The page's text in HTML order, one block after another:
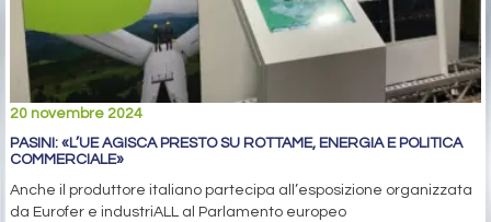
20 novembre 2024
PASINI: «L’UE AGISCA PRESTO SU ROTTAME, ENERGIA E POLITICA
COMMERCIALE»
Anche il produttore italiano partecipa all’esposizione organizzata
da Eurofer e industriALL al Parlamento europeo